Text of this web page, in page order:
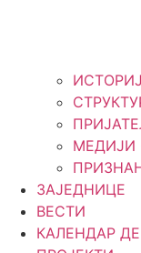
МЕДИЈИ
ЗАЈЕДНИЦЕ
ВЕСТИ
КАЛЕНДАР